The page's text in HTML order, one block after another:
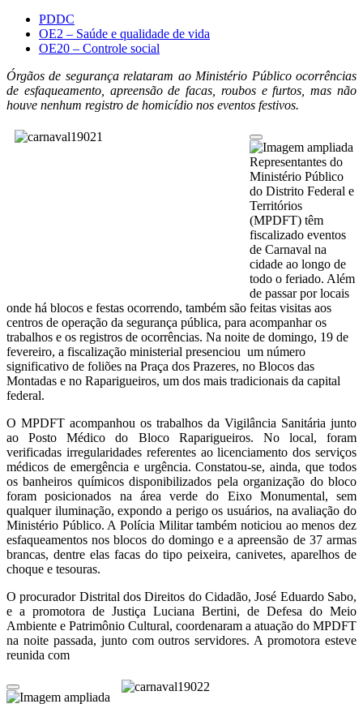
PDDC
OE2 – Saúde e qualidade de vida
OE20 – Controle social
Órgãos de segurança relataram ao Ministério Público ocorrências
de esfaqueamento, apreensão de facas, roubos e furtos, mas não
houve nenhum registro de homicídio nos eventos festivos.
Representantes do
Ministério Público
do Distrito Federal e
Territórios
(MPDFT) têm
fiscalizado eventos
de Carnaval na
cidade ao longo de
todo o feriado. Além
de passar por locais
onde há blocos e festas ocorrendo, também são feitas visitas aos
centros de operação da segurança pública, para acompanhar os
trabalhos e os registros de ocorrências. Na noite de domingo, 19 de
fevereiro, a fiscalização ministerial presenciou um número
significativo de foliões na Praça dos Prazeres, no Blocos das
Montadas e no Raparigueiros, um dos mais tradicionais da capital
federal.
O MPDFT acompanhou os trabalhos da Vigilância Sanitária junto
ao Posto Médico do Bloco Raparigueiros. No local, foram
verificadas irregularidades referentes ao licenciamento dos serviços
médicos de emergência e urgência. Constatou-se, ainda, que todos
os banheiros químicos disponibilizados pela organização do bloco
foram posicionados na área verde do Eixo Monumental, sem
qualquer iluminação, expondo a perigo os usuários, na avaliação do
Ministério Público. A Polícia Militar também noticiou ao menos dez
esfaqueamentos nos blocos do domingo e a apreensão de 37 armas
brancas, dentre elas facas do tipo peixeira, canivetes, aparelhos de
choque e tesouras.
O procurador Distrital dos Direitos do Cidadão, José Eduardo Sabo,
e a promotora de Justiça Luciana Bertini, de Defesa do Meio
Ambiente e Patrimônio Cultural, coordenaram a atuação do MPDFT
na noite passada, junto com outros servidores. A promotora esteve
reunida com